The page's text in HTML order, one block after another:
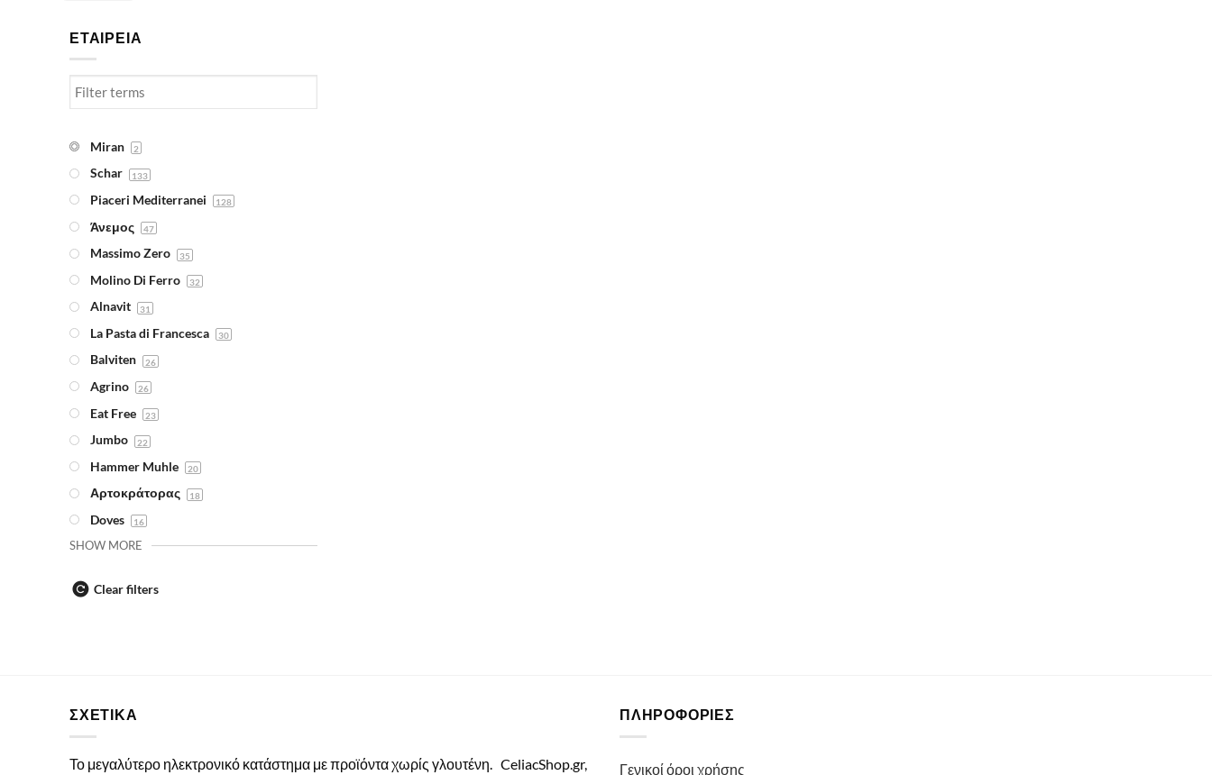
ΕΤΑΙΡΕΙΑ
Miran 2
Schar 133
Piaceri Mediterranei 128
Άνεμος 47
Massimo Zero 35
Molino Di Ferro 32
Alnavit 31
La Pasta di Francesca 30
Balviten 26
Agrino 26
Eat Free 23
Jumbo 22
Hammer Muhle 20
Αρτοκράτορας 18
Doves 16
SHOW MORE
Clear filters
ΣΧΕΤΙΚΑ
Το μεγαλύτερο ηλεκτρονικό κατάστημα με προϊόντα χωρίς γλουτένη. CeliacShop.gr,
ΠΛΗΡΟΦΟΡΙΕΣ
Γενικοί όροι χρήσης